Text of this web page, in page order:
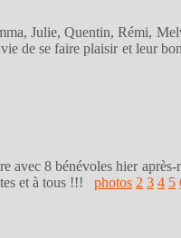
Julie, Quentin, Rémi,
de se faire plaisir et leur
avec 8 bénévoles hier
et à tous !!! photos 2 3 4 5